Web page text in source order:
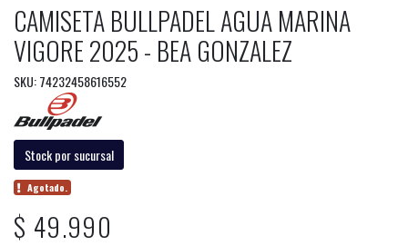
CAMISETA BULLPADEL AGUA MARINA
VIGORE 2025 - BEA GONZALEZ
SKU: 74232458616552
Stock por sucursal
Agotado.
$ 49.990